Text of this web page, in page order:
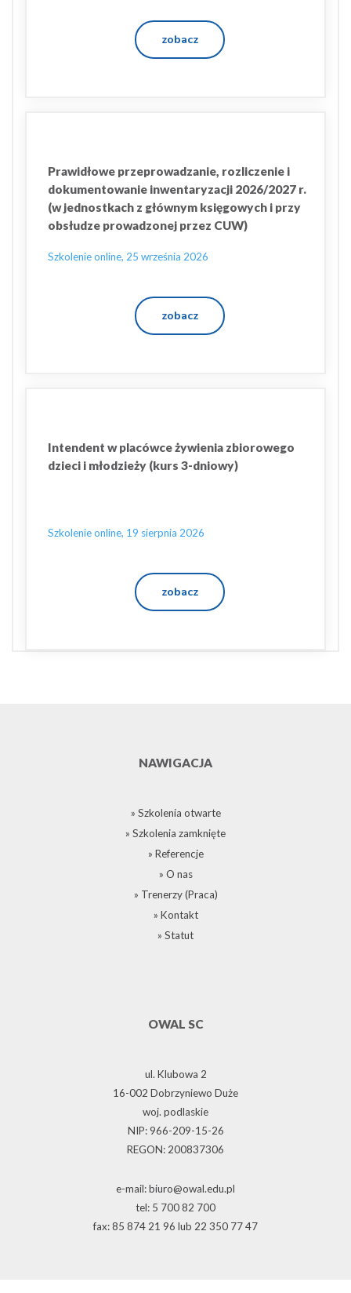
zobacz
Prawidłowe przeprowadzanie, rozliczenie i
dokumentowanie inwentaryzacji 2026/2027 r.
(w jednostkach z głównym księgowych i przy
obsłudze prowadzonej przez CUW)
Szkolenie online, 25 września 2026
zobacz
Intendent w placówce żywienia zbiorowego
dzieci i młodzieży (kurs 3-dniowy)
Szkolenie online, 19 sierpnia 2026
zobacz
NAWIGACJA
» Szkolenia otwarte
» Szkolenia zamknięte
» Referencje
» O nas
» Trenerzy (Praca)
» Kontakt
» Statut
OWAL SC
ul. Klubowa 2
16-002 Dobrzyniewo Duże
woj. podlaskie
NIP: 966-209-15-26
REGON: 200837306
e-mail: biuro@owal.edu.pl
tel: 5 700 82 700
fax: 85 874 21 96 lub 22 350 77 47